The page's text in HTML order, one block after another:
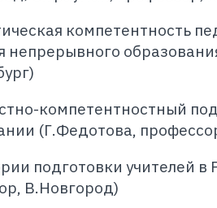
компетентность
непрерывного
компетентностный
(Г.Федотова,
подготовки учителей в
В.Новгород)